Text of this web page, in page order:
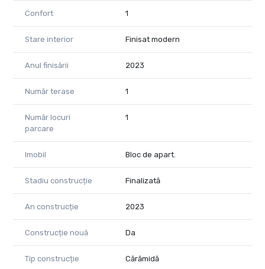
vizionări !
Telefon: 0773 700 389
Mail: marian.dobre@propertylab.ro
Cod Proprietate: 2333150
Confort 1
Stare interior Finisat modern
Anul finisării 2023
Număr terase 1
Număr locuri
parcare
1
Imobil Bloc de apart.
Stadiu construcție Finalizată
An construcție 2023
Construcție nouă Da
Tip construcție Cărămidă